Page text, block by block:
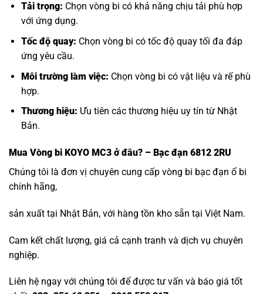
Tải trọng: Chọn vòng bi có khả năng chịu tải phù hợp
với ứng dụng.
Tốc độ quay: Chọn vòng bi có tốc độ quay tối đa đáp
ứng yêu cầu.
Môi trường làm việc: Chọn vòng bi có vật liệu và rế phù
hợp.
Thương hiệu: Ưu tiên các thương hiệu uy tín từ Nhật
Bản.
Mua Vòng bi KOYO MC3 ở đâu? – Bạc đạn 6812 2RU
Chúng tôi là đơn vị chuyên cung cấp vòng bi bạc đạn ổ bi
chính hãng,
sản xuất tại Nhật Bản, với hàng tồn kho sẵn tại Việt Nam.
Cam kết chất lượng, giá cả cạnh tranh và dịch vụ chuyên
nghiệp.
Liên hệ ngay với chúng tôi để được tư vấn và báo giá tốt